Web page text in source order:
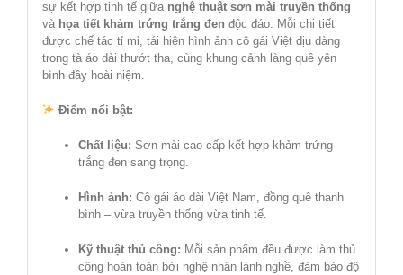
sự kết hợp tinh tế giữa nghệ thuật sơn mài truyền thống
và họa tiết khảm trứng trắng đen độc đáo. Mỗi chi tiết
được chế tác tỉ mỉ, tái hiện hình ảnh cô gái Việt dịu dàng
trong tà áo dài thướt tha, cùng khung cảnh làng quê yên
bình đầy hoài niệm.
Điểm nổi bật:
Chất liệu: Sơn mài cao cấp kết hợp khảm trứng
trắng đen sang trọng.
Hình ảnh: Cô gái áo dài Việt Nam, đồng quê thanh
bình – vừa truyền thống vừa tinh tế.
Kỹ thuật thủ công: Mỗi sản phẩm đều được làm thủ
công hoàn toàn bởi nghệ nhân lành nghề, đảm bảo độ